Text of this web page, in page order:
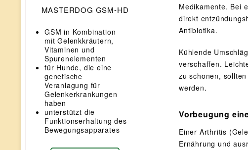
MASTERDOG GSM-HD
GSM in Kombination
mit Gelenkkräutern,
Vitaminen und
Spurenelementen
für Hunde, die eine
genetische
Veranlagung für
Gelenkerkrankungen
haben
unterstützt die
Funktionserhaltung des
Bewegungsapparates
Medikamente. Bei
direkt
Antibiotika.
Kühlende
verschaffen.
zu schonen,
werden.
Vorbeugung
Einer Arthritis
Ernährung und